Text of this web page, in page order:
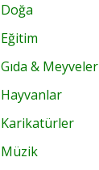
Doğa
Eğitim
Gıda & Meyveler
Hayvanlar
Karikatürler
Müzik